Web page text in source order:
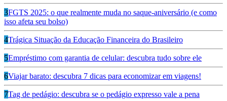
3FGTS 2025: o que realmente muda no saque-aniversário (e como
isso afeta seu bolso)
4Trágica Situação da Educação Financeira do Brasileiro
5Empréstimo com garantia de celular: descubra tudo sobre ele
6Viajar barato: descubra 7 dicas para economizar em viagens!
7Tag de pedágio: descubra se o pedágio expresso vale a pena